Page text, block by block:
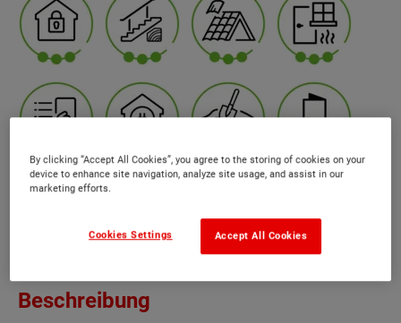
Beschreibung
By clicking “Accept All Cookies”, you agree to the storing of cookies on your
device to enhance site navigation, analyze site usage, and assist in our
marketing efforts.
Accept All Cookies
Cookies Settings